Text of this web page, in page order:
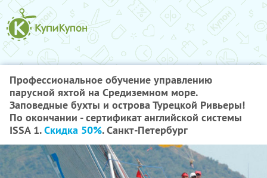
Профессиональное обучение управлению
парусной яхтой на Средиземном море.
Заповедные бухты и острова Турецкой Ривьеры!
По окончании - сертификат английской системы
ISSA 1.Скидка 50%. Санкт-Петербург